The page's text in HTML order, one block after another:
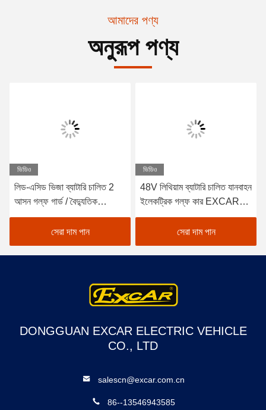
আমাদের পণ্য
অনুরূপ পণ্য
ভিডিও
লিড-এসিড ভিজা ব্যাটারি চালিত 2
আসন গল্ফ গার্ড / বৈদ্যুতিক
Buggy গাড়ী গল্ফ
সেরা দাম পান
ভিডিও
48V লিথিয়াম ব্যাটারি চালিত যানবাহন
ইলেকট্রিক গল্ফ কার EXCAR
A1S6+2 সাদা
সেরা দাম পান
DONGGUAN EXCAR ELECTRIC VEHICLE
CO., LTD
salescn@excar.com.cn
86--13546943585